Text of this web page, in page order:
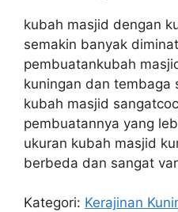
kubah masjid dengan
semakin banyak
pembuatankubah
kuningan dan tembaga
kubah masjid
pembuatannya yang
ukuran kubah masjid
berbeda dan sangat
Kategori: Kerajinan